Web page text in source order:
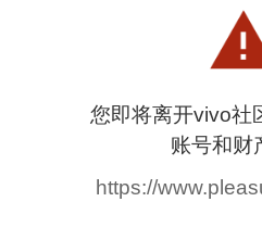
您即将离开vivo社
账号和财
https://